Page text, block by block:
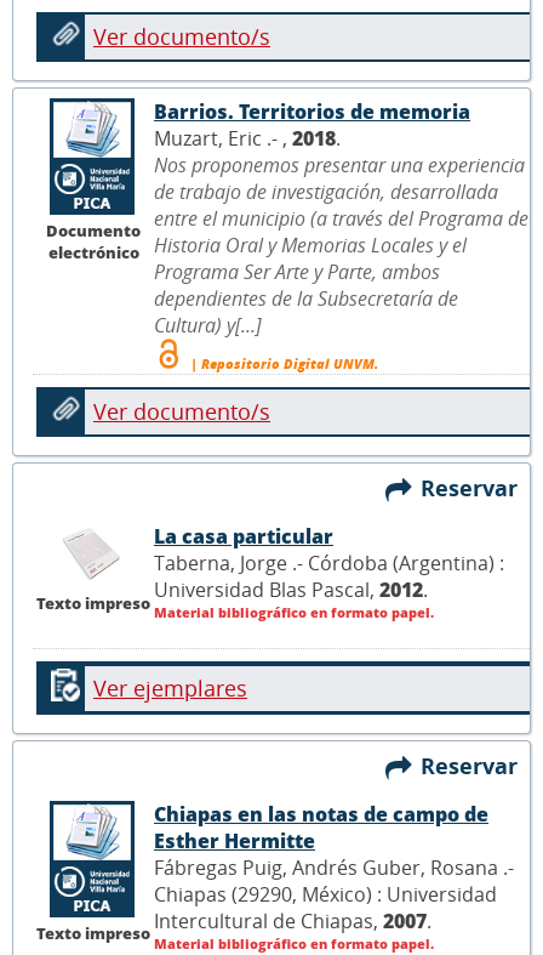
Ver documento/s
Documento
electrónico
Barrios. Territorios de memoria
Muzart, Eric .- , 2018.
Nos proponemos presentar una experiencia
de trabajo de investigación, desarrollada
entre el municipio (a través del Programa de
Historia Oral y Memorias Locales y el
Programa Ser Arte y Parte, ambos
dependientes de la Subsecretaría de
Cultura) y[...]
| Repositorio Digital UNVM.
Ver documento/s
Reservar
Texto impreso
La casa particular
Taberna, Jorge .- Córdoba (Argentina) :
Universidad Blas Pascal, 2012.
Material bibliográfico en formato papel.
Ver ejemplares
Reservar
Texto impreso
Chiapas en las notas de campo de
Esther Hermitte
Fábregas Puig, Andrés Guber, Rosana .-
Chiapas (29290, México) : Universidad
Intercultural de Chiapas, 2007.
Material bibliográfico en formato papel.